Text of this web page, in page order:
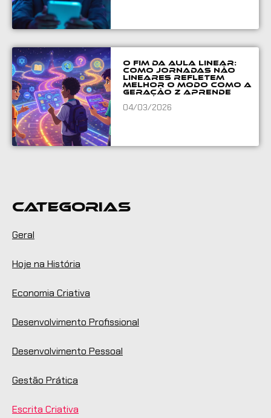
O fim da aula linear:
como jornadas não
lineares refletem
melhor o modo como a
Geração Z aprende
04/03/2026
Categorias
Geral
Hoje na História
Economia Criativa
Desenvolvimento Profissional
Desenvolvimento Pessoal
Gestão Prática
Escrita Criativa